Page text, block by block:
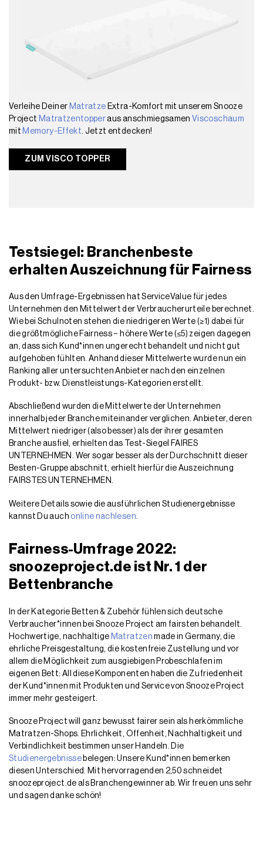
Verleihe Deiner Matratze Extra-Komfort mit unserem Snooze
Project Matratzentopperaus anschmiegsamenViscoschaum
mit Memory-Effekt. Jetzt entdecken!
ZUM VISCO TOPPER
Testsiegel: Branchenbeste
erhalten Auszeichnung für Fairness
Aus den Umfrage-Ergebnissen hat ServiceValue für jedes
Unternehmen den Mittelwert der Verbraucherurteile berechnet.
Wie bei Schulnoten stehen die niedrigeren Werte (≥1) dabei für
die größtmögliche Fairness − höhere Werte (≤5) zeigen dagegen
an, dass sich Kund*innen ungerecht behandelt und nicht gut
aufgehoben fühlten. Anhand dieser Mittelwerte wurde nun ein
Ranking aller untersuchten Anbieter nach den einzelnen
Produkt- bzw. Dienstleistungs-Kategorien erstellt.
Abschließend wurden die Mittelwerte der Unternehmen
innerhalb jeder Branche miteinander verglichen. Anbieter, deren
Mittelwert niedriger (also besser) als der ihrer gesamten
Branche ausfiel, erhielten das Test-Siegel FAIRES
UNTERNEHMEN. Wer sogar besser als der Durchschnitt dieser
Besten-Gruppe abschnitt, erhielt hierfür die Auszeichnung
FAIRSTES UNTERNEHMEN.
Weitere Details sowie die ausführlichen Studienergebnisse
kannst Du auch online nachlesen
Fairness-Umfrage 2022:
snoozeproject.de ist Nr. 1 der
Bettenbranche
In der Kategorie Betten & Zubehör fühlen sich deutsche
Verbraucher*innen bei Snooze Project am fairsten behandelt.
Hochwertige, nachhaltige Matratzen made in Germany, die
ehrliche Preisgestaltung, die kostenfreie Zustellung und vor
allem die Möglichkeit zum ausgiebigen Probeschlafen im
eigenen Bett: All diese Komponenten haben die Zufriedenheit
der Kund*innen mit Produkten und Service von Snooze Project
immer mehr gesteigert.
Snooze Project will ganz bewusst fairer sein als herkömmliche
Matratzen-Shops. Ehrlichkeit, Offenheit, Nachhaltigkeit und
Verbindlichkeit bestimmen unser Handeln. Die
Studienergebnissebelegen: Unsere Kund*innen bemerken
diesen Unterschied. Mit hervorragenden 2,50 schneidet
snoozeproject.de als Branchengewinner ab. Wir freuen uns sehr
und sagen danke schön!